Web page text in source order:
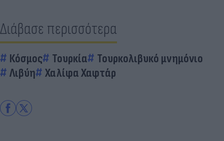
Διάβασε περισσότερα
Κόσμος Τουρκία
Τουρκολιβυκό μνημόνιο
Λιβύη
Χαλίφα Χαφτάρ